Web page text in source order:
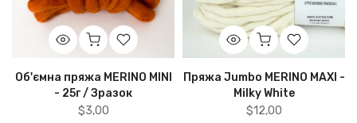
Об'ємна пряжа MERINO MINI
- 25г / Зразок
$3,00
Пряжа Jumbo MERINO MAXI -
Milky White
$12,00